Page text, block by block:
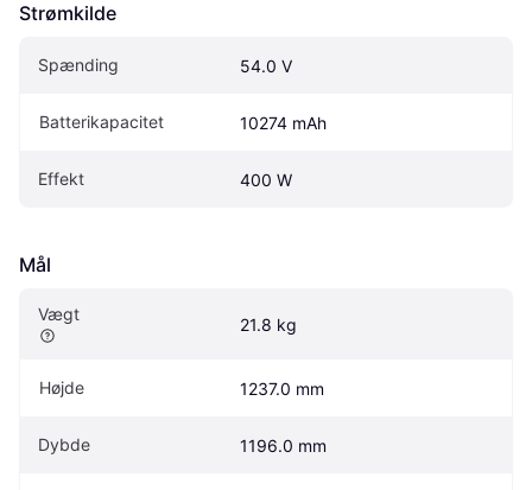
Strømkilde
Spænding 54.0 V
Batterikapacitet 10274 mAh
Effekt 400 W
Mål
Vægt
21.8 kg
Højde 1237.0 mm
Dybde 1196.0 mm